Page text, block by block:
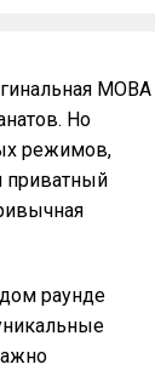
MOBA
Но
режимов,
приватный
раунде